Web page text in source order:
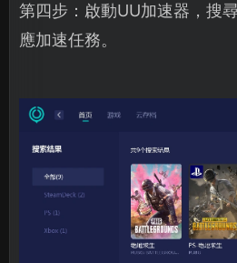
第四步：啟動UU加速器，搜
應加速任務。